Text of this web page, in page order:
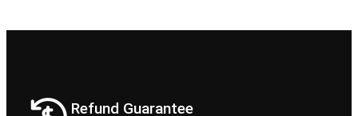
Refund Guarantee